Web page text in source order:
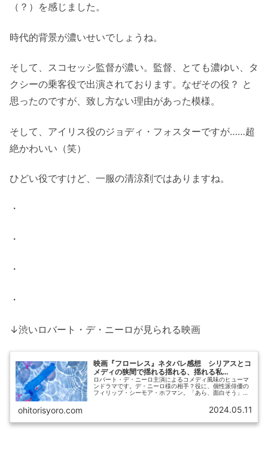
（？）を感じました。
時代的背景が濃いせいでしょうね。
そして、スコセッシ監督が濃い。監督、とても濃ゆい、タ
クシーの乗客役で出演されております。なぜその役？ と
思ったのですが、致し方ない理由があった模様。
そして、アイリス役のジョディ・フォスターですが……超
絶かわいい（笑）
ひどい役ですけど、一服の清涼剤ではありますね。
・
・
・
・
↓渋いロバート・デ・ニーロが見られる映画
映画『フローレス』ネタバレ感想 シリアスとコ
メディの狭間で揺れる揺れる、揺れる私…
ロバート・デ・ニーロ主演によるコメディ風味のヒューマ
ンドラマです。デ・ニーロ様の相手？役に、個性派俳優の
フィリップ・シーモア・ホフマン。「あら、面白そう」と
ohitorisyoro.com 2024.05.11